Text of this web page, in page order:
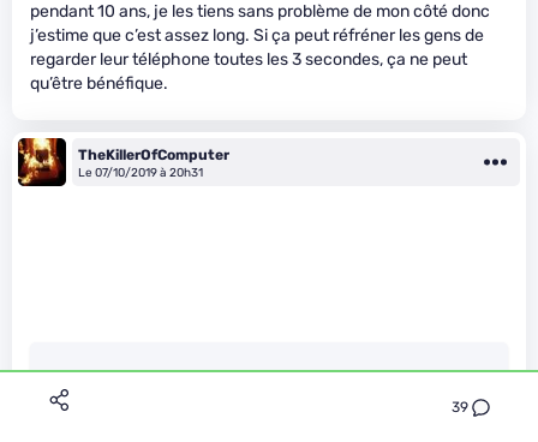
39
pendant 10 ans, je les tiens sans problème de mon côté donc
j’estime que c’est assez long. Si ça peut réfréner les gens de
regarder leur téléphone toutes les 3 secondes, ça ne peut
qu’être bénéfique.
TheKillerOfComputer
Le 07/10/2019 à 20h31
SebGF a écrit :